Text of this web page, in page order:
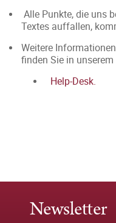
Alle Punkte, die uns
Textes auffallen,
Weitere
finden Sie in unserem
Help-Desk.
Newsletter